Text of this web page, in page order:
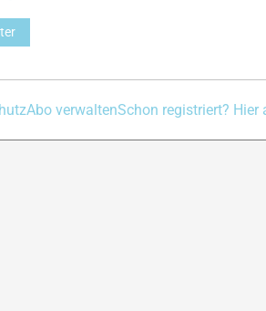
Abo verwaltenSchon registriert? Hier